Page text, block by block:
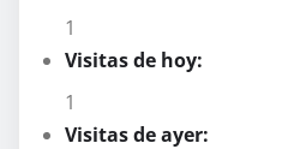
1
Visitas de hoy:
1
Visitas de ayer: